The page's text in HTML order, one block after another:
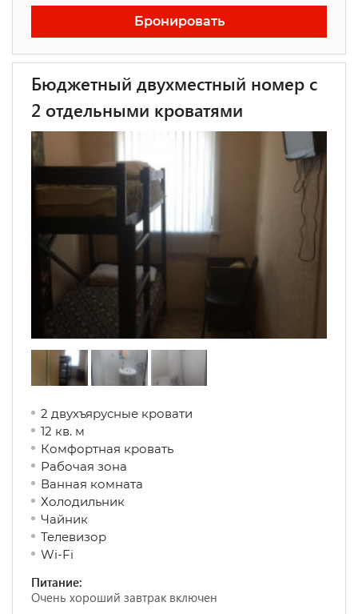
Бронировать
Бюджетный двухместный номер с
2 отдельными кроватями
2 двухъярусные кровати
12 кв. м
Комфортная кровать
Рабочая зона
Ванная комната
Холодильник
Чайник
Телевизор
Wi-Fi
Питание:
Очень хороший завтрак включен